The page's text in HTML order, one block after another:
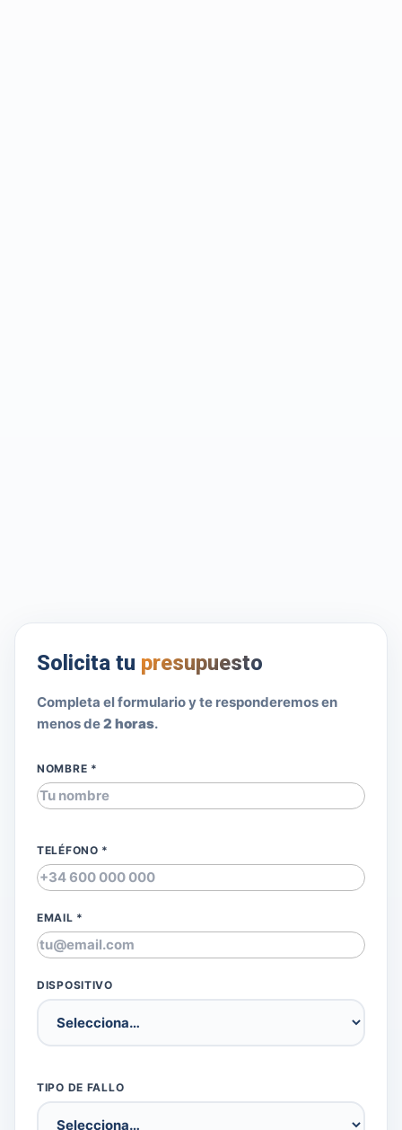
Solicita tu presupuesto
Completa el formulario y te responderemos en
menos de2 horas.
NOMBRE *
TELÉFONO *
EMAIL *
DISPOSITIVO
TIPO DE FALLO